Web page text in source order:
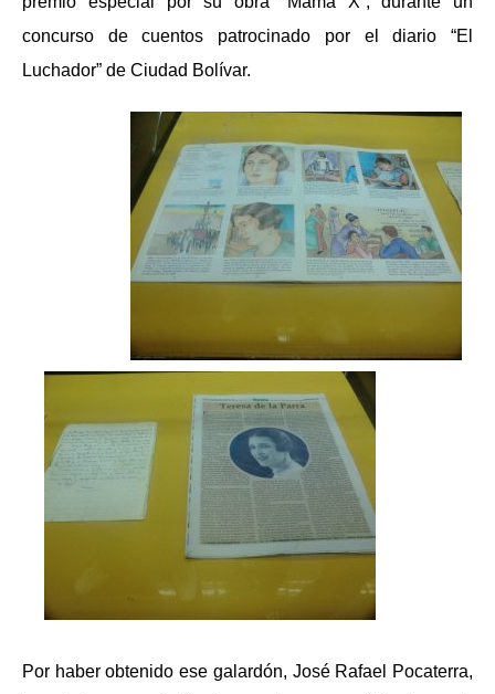
concurso de cuentos patrocinado por el diario “El
Luchador” de Ciudad Bolívar.
Por haber obtenido ese galardón, José Rafael Pocaterra,